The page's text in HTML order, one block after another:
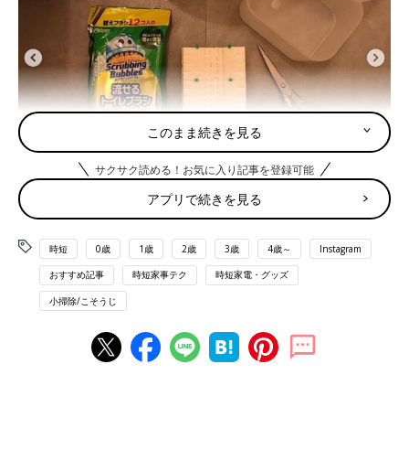
出典：Instagramアカウント「chia_ie0221」
chiaさんは週末のみ「流せるトイレブラシ」で便器の中を掃除し
ているとのこと。平日の朝にはシートでささっと拭き掃除するこ
とを習慣化しているそうで、トイレ掃除の負担が軽くなったんだ
とか！
「ルックプラス 泡ピタ」で流すだけ！
このまま続きを見る
サクサク読める！お気に入り記事を登録可能
アプリで続きを見る
時短 0歳 1歳 2歳 3歳 4歳～ Instagram
おすすめ記事 時短家事テク 時短家電・グッズ
小掃除/こそうじ